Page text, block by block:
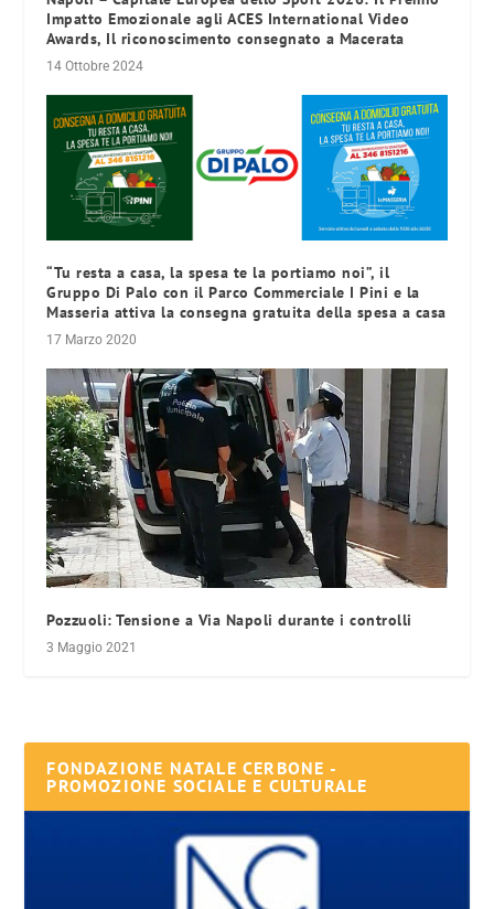
Impatto Emozionale agli ACES International Video
Awards, Il riconoscimento consegnato a Macerata
14 Ottobre 2024
“Tu resta a casa, la spesa te la portiamo noi”, il
Gruppo Di Palo con il Parco Commerciale I Pini e la
Masseria attiva la consegna gratuita della spesa a casa
17 Marzo 2020
Pozzuoli: Tensione a Via Napoli durante i controlli
3 Maggio 2021
FONDAZIONE NATALE CERBONE -
PROMOZIONE SOCIALE E CULTURALE